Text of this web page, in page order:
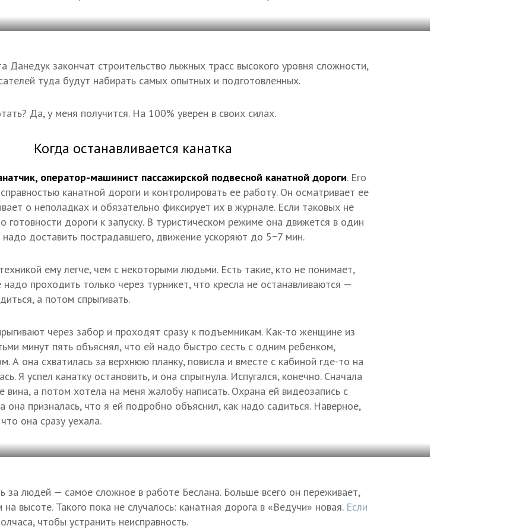
Данедук закончат строительство лыжных трасс высокого уровня сложности,
туда будут набирать самых опытных и подготовленных.
Да, у меня получится. На 100% уверен в своих силах.
Когда останавливается канатка
оператор-машинист пассажирской подвесной канатной дороги. Его
канатной дороги и контролировать ее работу. Он осматривает ее
о неполадках и обязательно фиксирует их в журнале. Если таковых не
готовности дороги к запуску. В туристическом режиме она движется в один
доставить пострадавшего, движение ускоряют до 5−7 мин.
ему легче, чем с некоторыми людьми. Есть такие, кто не понимает,
проходить только через турникет, что кресла не останавливаются —
а потом спрыгивать.
через забор и проходят сразу к подъемникам. Как-то женщине из
минут пять объяснял, что ей надо быстро сесть с одним ребенком,
А она схватилась за верхнюю планку, повисла и вместе с кабиной где-то на
Я успел канатку остановить, и она спрыгнула. Испугался, конечно. Сначала
вина, а потом хотела на меня жалобу написать. Охрана ей видеозапись с
она призналась, что я ей подробно объяснил, как надо садиться. Наверное,
она сразу уехала.
за людей — самое сложное в работе Беслана. Больше всего он переживает,
высоте. Такого пока не случалось: канатная дорога в «Ведучи» новая. Если
чтобы устранить неисправность.